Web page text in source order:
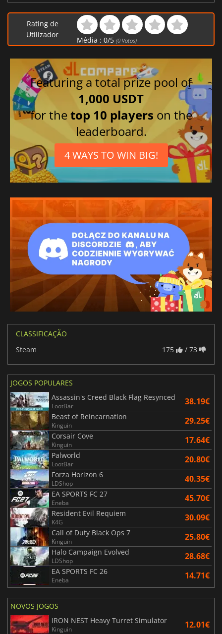
Rating de
Utilizador
Média : 0/5 (0Votos)
Featuring a total prize pool of
1,000 USDT
for thetop 10 players on the
leaderboard.
4 WAYS TO WIN BIG!
CLASSIFICAÇÃO
Steam
175 / 73
JOGOS POPULARES
Assassin's Creed Black Flag Resynced
LootBar 38.19€
Beast of Reincarnation
Kinguin 29.25€
Corsair Cove
Kinguin 17.64€
Palworld
LootBar 20.80€
Forza Horizon 6
LDShop 40.35€
EA SPORTS FC 27
Eneba 45.70€
Resident Evil Requiem
K4G 30.09€
Call of Duty Black Ops 7
Kinguin 25.80€
Halo Campaign Evolved
LDShop 28.68€
EA SPORTS FC 26
Eneba 14.71€
NOVOS JOGOS
IRON NEST Heavy Turret Simulator
Kinguin 12.01€